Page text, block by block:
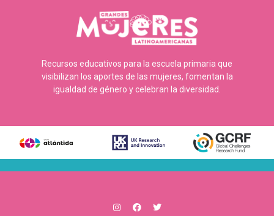
Recursos educativos para la escuela primaria que
visibilizan los aportes de las mujeres, fomentan la
igualdad de género y celebran la diversidad.